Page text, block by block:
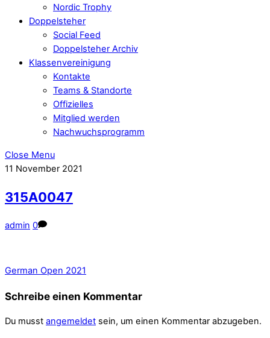
Nordic Trophy
Doppelsteher
Social Feed
Doppelsteher Archiv
Klassenvereinigung
Kontakte
Teams & Standorte
Offizielles
Mitglied werden
Nachwuchsprogramm
Close Menu
11 November 2021
315A0047
admin 0
German Open 2021
Schreibe einen Kommentar
Du musst angemeldet sein, um einen Kommentar abzugeben.